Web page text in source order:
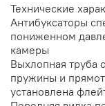
Технические
Антибуксаторы
пониженном
камеры
Выхлопная труба
пружины и
установлена